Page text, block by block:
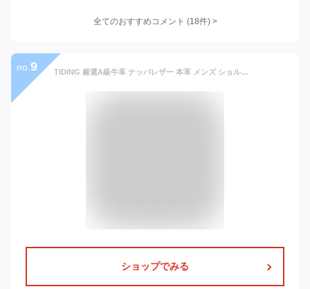
全てのおすすめコメント (18件) >
no. 9 TIDING 厳選A級牛革 ナッパレザー 本革 メンズ ショルダーバッグ メッセンジャーバッグ A4対応 軽量 通勤 カジュアル 自転車 ブラック 2色 春夏
ショップでみる